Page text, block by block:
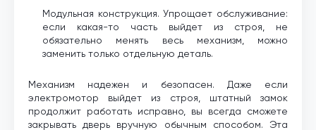
Модульная конструкция. Упрощает обслуживание:
если какая-то часть выйдет из строя, не
обязательно менять весь механизм, можно
заменить только отдельную деталь.
Механизм надежен и безопасен. Даже если
электромотор выйдет из строя, штатный замок
продолжит работать исправно, вы всегда сможете
закрывать дверь вручную обычным способом. Эта